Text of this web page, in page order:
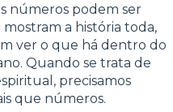
números podem ser
mostram a história toda,
ver o que há dentro do
Quando se trata de
precisamos
que números.